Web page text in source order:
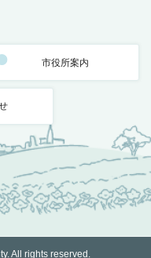
市役所案内
All rights reserved.